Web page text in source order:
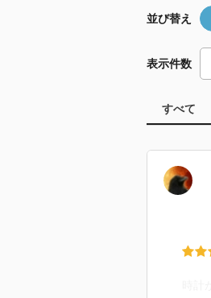
並び替え
表示件数
すべて